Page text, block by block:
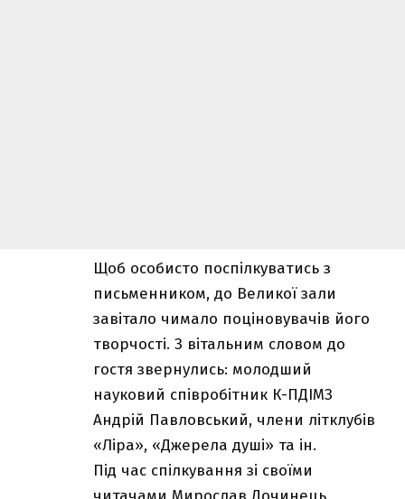
Щоб особисто поспілкуватись з
письменником, до Великої зали
завітало чимало поціновувачів його
творчості. З вітальним словом до
гостя звернулись: молодший
науковий співробітник К-ПДІМЗ
Андрій Павловський, члени літклубів
«Ліра», «Джерела душі» та ін.
Під час спілкування зі своїми